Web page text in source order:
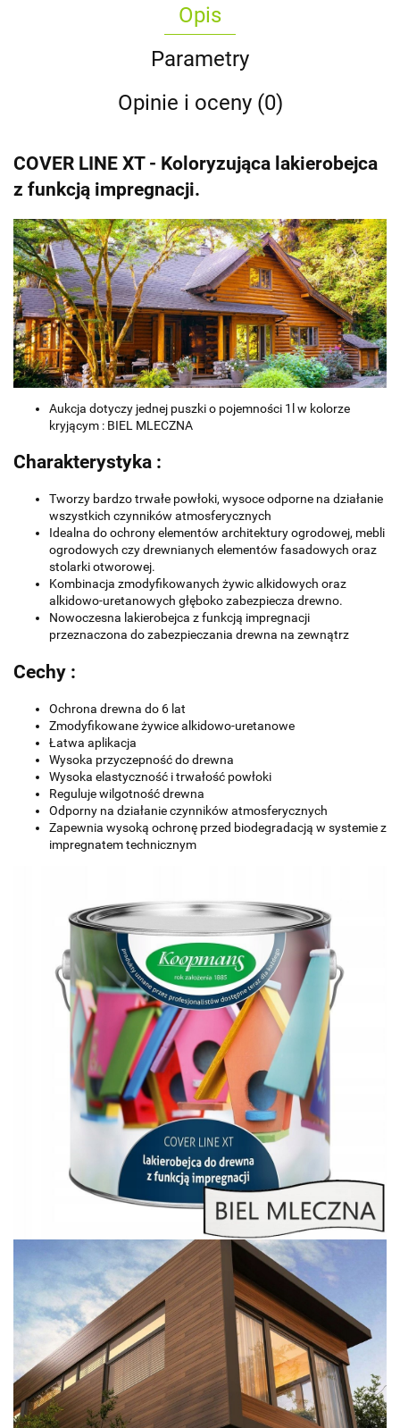
Opis
Parametry
Opinie i oceny (0)
COVER LINE XT - Koloryzująca lakierobejca
z funkcją impregnacji.
Aukcja dotyczy jednej puszki o pojemności 1l w kolorze
kryjącym : BIEL MLECZNA
Charakterystyka :
Tworzy bardzo trwałe powłoki, wysoce odporne na działanie
wszystkich czynników atmosferycznych
Idealna do ochrony elementów architektury ogrodowej, mebli
ogrodowych czy drewnianych elementów fasadowych oraz
stolarki otworowej.
Kombinacja zmodyfikowanych żywic alkidowych oraz
alkidowo-uretanowych głęboko zabezpiecza drewno.
Nowoczesna lakierobejca z funkcją impregnacji
przeznaczona do zabezpieczania drewna na zewnątrz
Cechy :
Ochrona drewna do 6 lat
Zmodyfikowane żywice alkidowo-uretanowe
Łatwa aplikacja
Wysoka przyczepność do drewna
Wysoka elastyczność i trwałość powłoki
Reguluje wilgotność drewna
Odporny na działanie czynników atmosferycznych
Zapewnia wysoką ochronę przed biodegradacją w systemie z
impregnatem technicznym